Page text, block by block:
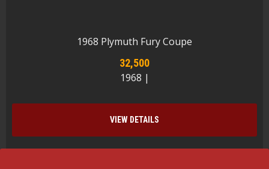
1968 Plymuth Fury Coupe
32,500
1968 |
VIEW DETAILS